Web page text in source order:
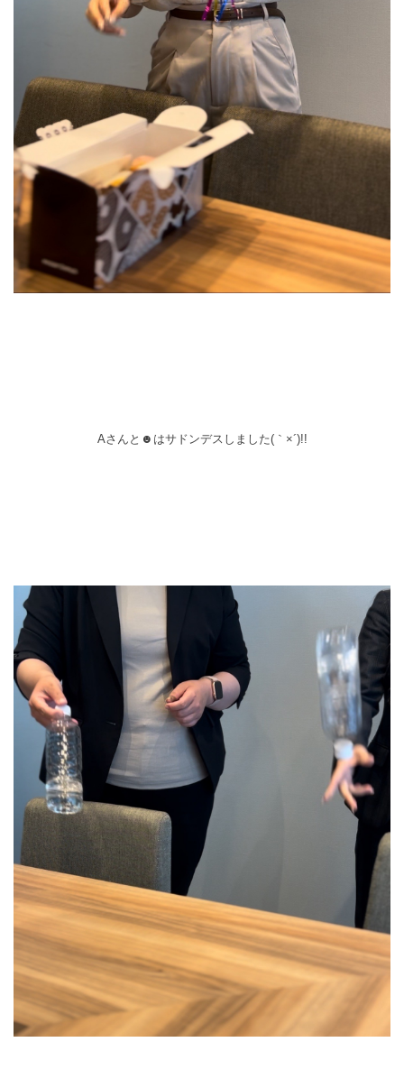
Aさんと☻はサドンデスしました(｀×´)!!